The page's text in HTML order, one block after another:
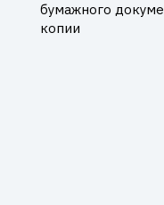
бумажного
копии